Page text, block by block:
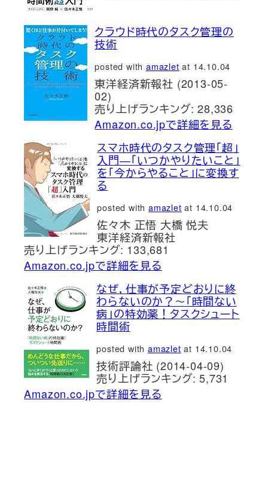
クラウド時代のタスク管理の
技術
posted with amazlet at 14.10.04
東洋経済新報社 (2013-05-
02)
売り上げランキング: 28,336
Amazon.co.jpで詳細を見る
スマホ時代のタスク管理「超」
入門―「いつかやりたいこと」
を「今からやること」に変換す
る
posted with amazlet at 14.10.04
佐々木 正悟 大橋 悦夫
東洋経済新報社
売り上げランキング: 133,681
Amazon.co.jpで詳細を見る
なぜ，仕事が予定どおりに終
わらないのか？～「時間ない
病」の特効薬！タスクシュート
時間術
posted with amazlet at 14.10.04
技術評論社 (2014-04-09)
売り上げランキング: 5,731
Amazon.co.jpで詳細を見る